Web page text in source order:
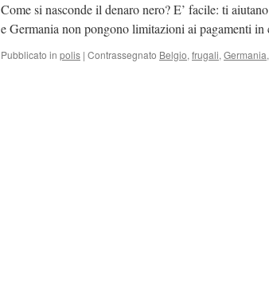
Come si nasconde il denaro nero? E’ facile: ti
e Germania non pongono limitazioni ai pagamenti in
Pubblicato in polis | Contrassegnato Belgio, frugali, Germania,